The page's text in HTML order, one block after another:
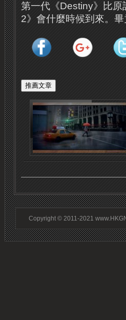
第一代《Destiny》比
2》會什麼時候到來。
Copyright © 2011-2021